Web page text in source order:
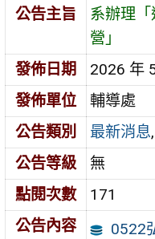
公告主旨
系辦理
營」
發佈日期
2026 年
發佈單位
輔導處
公告類別
最新消息,
公告等級
無
點閱次數
171
公告內容
0522